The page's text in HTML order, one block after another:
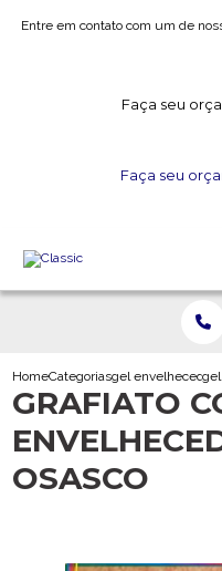
Entre em contato com um de
Faça seu
Faça seu
HomeCategoriasgel envelhecedor
gel
GRAFIATO
OSASCO